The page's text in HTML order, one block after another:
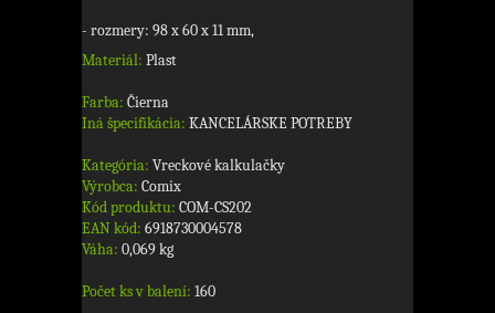
- rozmery: 98 x 60 x 11 mm,
Materiál: Plast
Farba: Čierna
Iná špecifikácia: KANCELÁRSKE POTREBY
Kategória: Vreckové kalkulačky
Výrobca: Comix
Kód produktu: COM-CS202
EAN kód: 6918730004578
Váha: 0,069 kg
Počet ks v balení: 160